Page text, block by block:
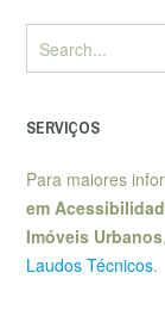
SERVIÇOS
Para maiores
em
Imóveis Urbanos
Laudos Técnicos.